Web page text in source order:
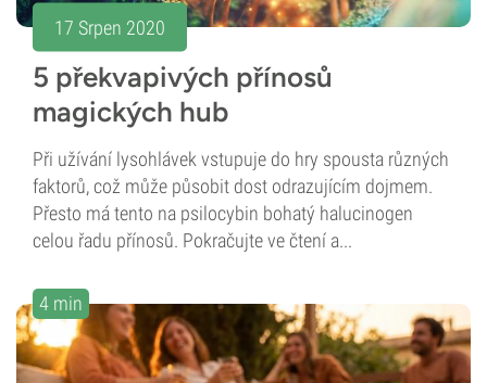
17 Srpen 2020
5 překvapivých přínosů
magických hub
Při užívání lysohlávek vstupuje do hry spousta různých
faktorů, což může působit dost odrazujícím dojmem.
Přesto má tento na psilocybin bohatý halucinogen
celou řadu přínosů. Pokračujte ve čtení a...
4 min